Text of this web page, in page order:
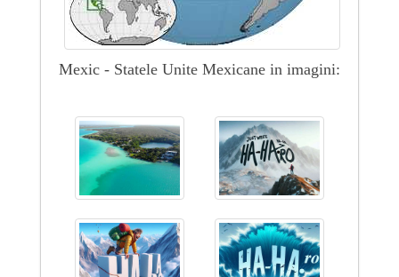
Mexic - Statele Unite Mexicane in imagini: